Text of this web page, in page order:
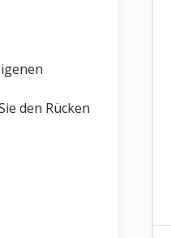
den Rücken